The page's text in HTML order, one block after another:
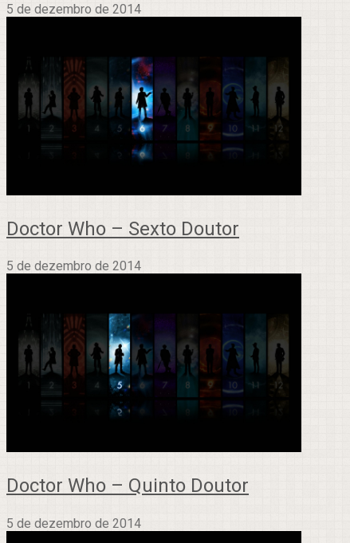
5 de dezembro de 2014
Doctor Who – Sexto Doutor
5 de dezembro de 2014
Doctor Who – Quinto Doutor
5 de dezembro de 2014